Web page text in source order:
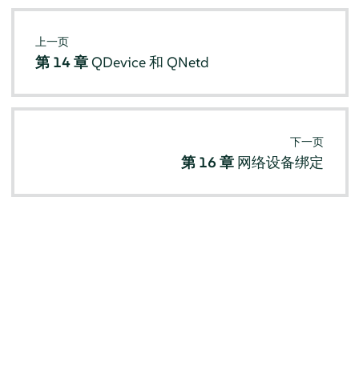
上一页
第 14 章QDevice 和 QNetd
下一页
第 16 章 网络设备绑定